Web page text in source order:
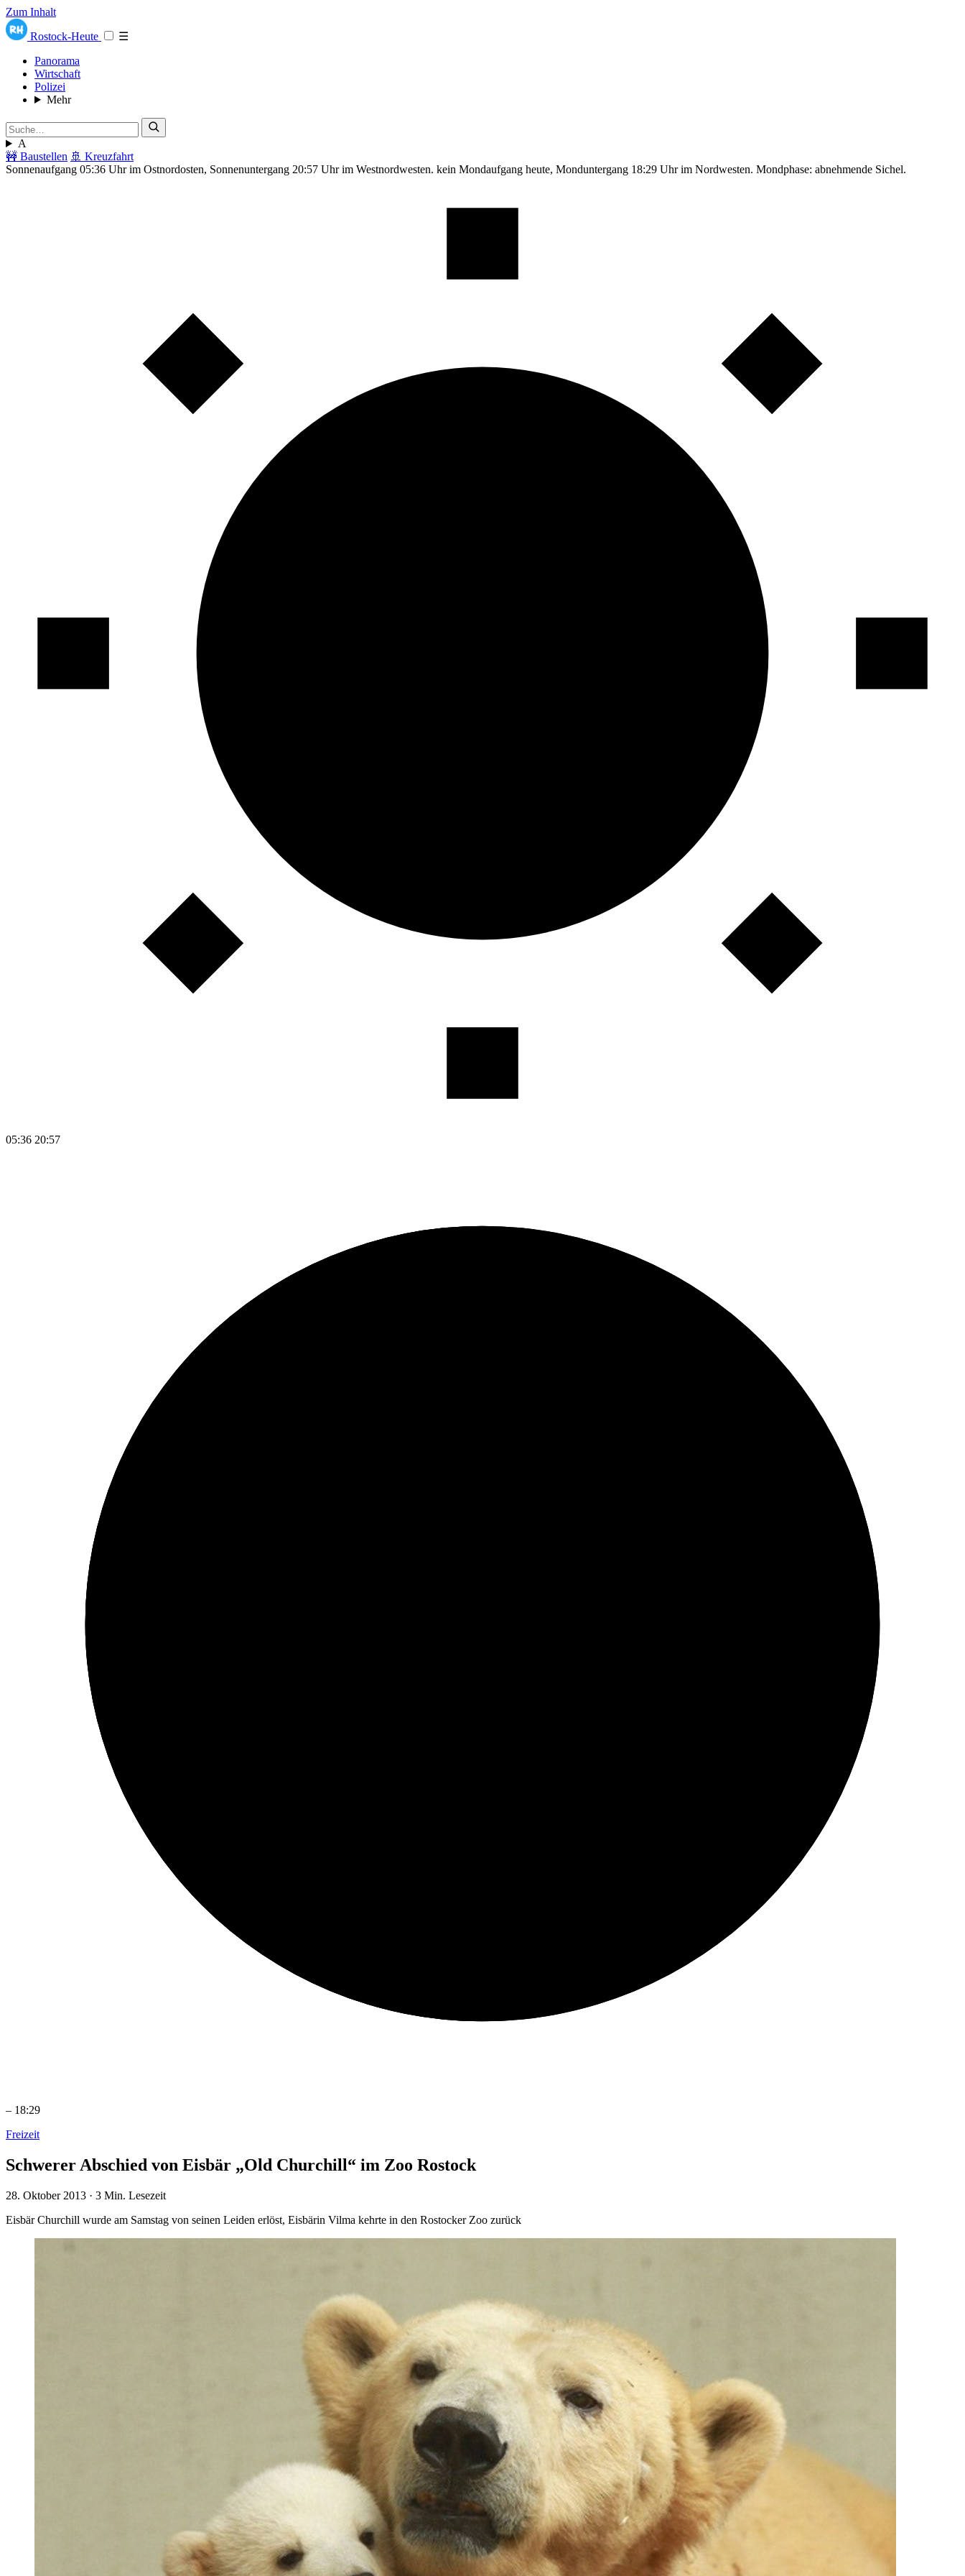
Zum Inhalt
Rostock-Heute
☰
Panorama
Wirtschaft
Polizei
Mehr
A
🚧 Baustellen 🚢 Kreuzfahrt
Sonnenaufgang 05:36 Uhr im Ostnordosten, Sonnenuntergang 20:57 Uhr im Westnordwesten. kein Mondaufgang heute, Monduntergang 18:29 Uhr im Nordwesten. Mondphase: abnehmende Sichel.
05:36 20:57
– 18:29
Freizeit
Schwerer Abschied von Eisbär „Old Churchill“ im Zoo Rostock
28. Oktober 2013 · 3 Min. Lesezeit
Eisbär Churchill wurde am Samstag von seinen Leiden erlöst, Eisbärin Vilma kehrte in den Rostocker Zoo zurück